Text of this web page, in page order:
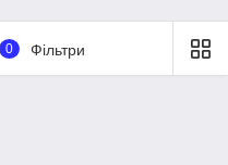
0 Фільтри